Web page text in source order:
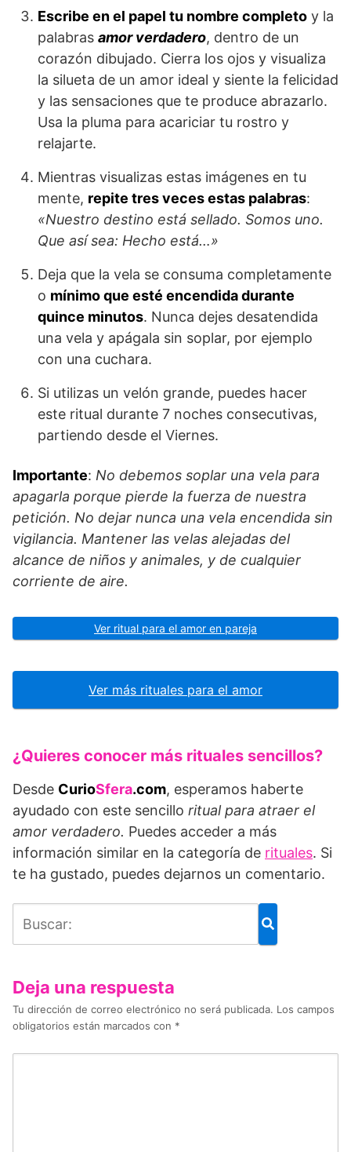
Escribe en el papel tu nombre completo y la
palabras amor verdadero, dentro de un
corazón dibujado. Cierra los ojos y visualiza
la silueta de un amor ideal y siente la felicidad
y las sensaciones que te produce abrazarlo.
Usa la pluma para acariciar tu rostro y
relajarte.
Mientras visualizas estas imágenes en tu
mente, repite tres veces estas palabras:
«Nuestro destino está sellado. Somos uno.
Que así sea: Hecho está…»
Deja que la vela se consuma completamente
o mínimo que esté encendida durante
quince minutos. Nunca dejes desatendida
una vela y apágala sin soplar, por ejemplo
con una cuchara.
Si utilizas un velón grande, puedes hacer
este ritual durante 7 noches consecutivas,
partiendo desde el Viernes.
Importante: No debemos soplar una vela para
apagarla porque pierde la fuerza de nuestra
petición. No dejar nunca una vela encendida sin
vigilancia. Mantener las velas alejadas del
alcance de niños y animales, y de cualquier
corriente de aire.
Ver ritual para el amor en pareja
Ver más rituales para el amor
¿Quieres conocer más rituales sencillos?
Desde CurioSfera.com, esperamos haberte
ayudado con este sencillo ritual para atraer el
amor verdadero. Puedes acceder a más
información similar en la categoría de rituales. Si
te ha gustado, puedes dejarnos un comentario.
Deja una respuesta
Tu dirección de correo electrónico no será publicada. Los campos
obligatorios están marcados con *